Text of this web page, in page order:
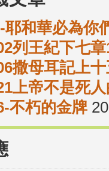
耶和華必為你
列王紀下七
撒母耳記上
上帝不是死
不朽的金牌